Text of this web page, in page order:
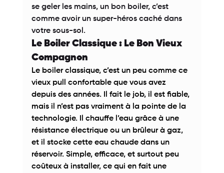
se geler les mains, un bon boiler, c’est
comme avoir un super-héros caché dans
votre sous-sol.
Le Boiler Classique : Le Bon Vieux
Compagnon
Le boiler classique, c’est un peu comme ce
vieux pull confortable que vous avez
depuis des années. Il fait le job, il est fiable,
mais il n’est pas vraiment à la pointe de la
technologie. Il chauffe l’eau grâce à une
résistance électrique ou un brûleur à gaz,
et il stocke cette eau chaude dans un
réservoir. Simple, efficace, et surtout peu
coûteux à installer, ce qui en fait une